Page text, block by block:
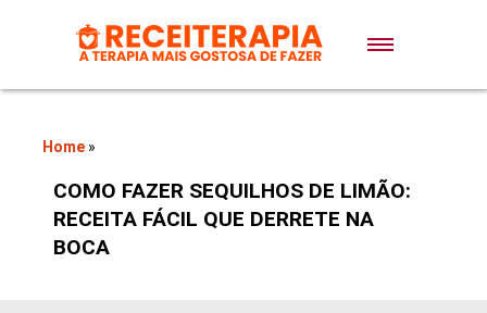
Doces e Sobremesas
Massas
Lanches
Home »
COMO FAZER SEQUILHOS DE LIMÃO:
RECEITA FÁCIL QUE DERRETE NA
BOCA